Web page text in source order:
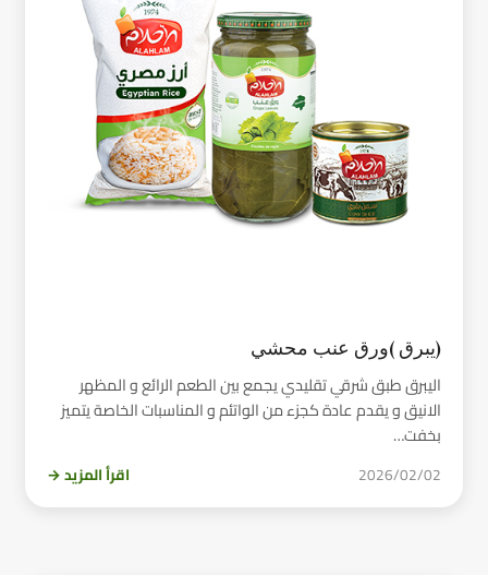
(يبرق )ورق عنب محشي
اليبرق طبق شرقي تقليدي يجمع بين الطعم الرائع و المظهر
الانيق و يقدم عادة كجزء من الواتئم و المناسبات الخاصة يتميز
بخفت…
2026/02/02 اقرأ المزيد →